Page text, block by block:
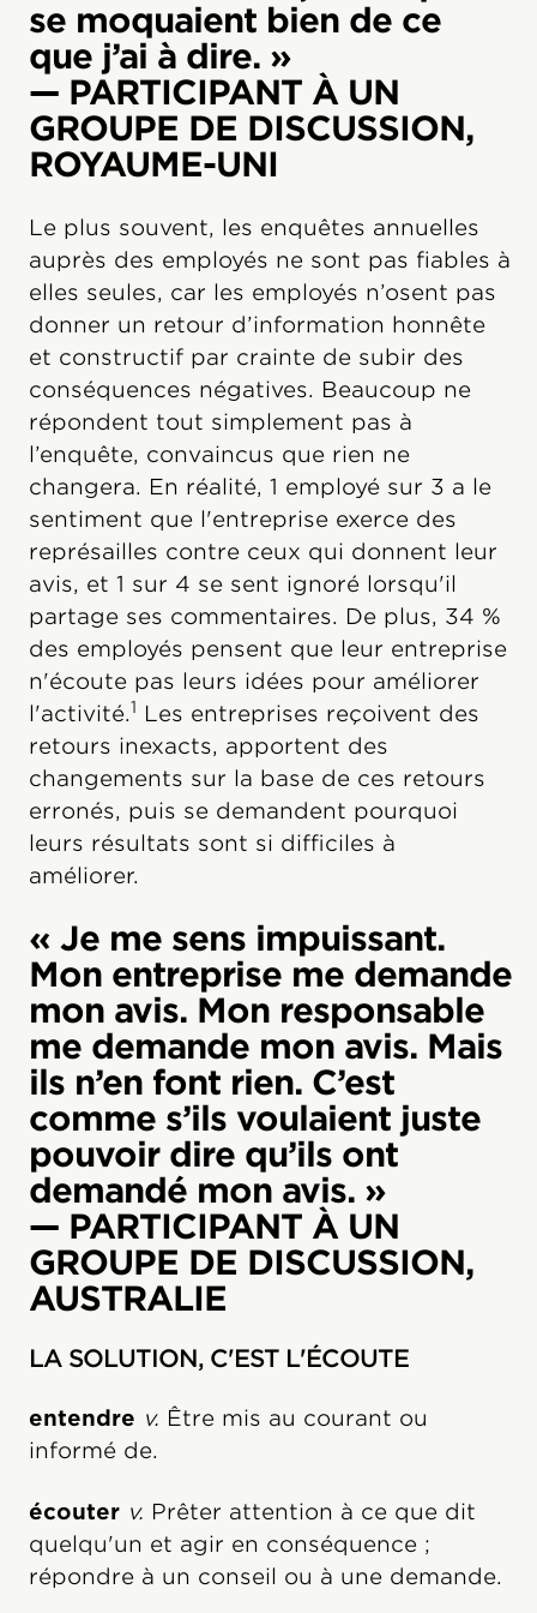
se moquaient bien de ce
que j’ai à dire. »
— PARTICIPANT À UN
GROUPE DE DISCUSSION,
ROYAUME-UNI
Le plus souvent, les enquêtes annuelles
auprès des employés ne sont pas fiables à
elles seules, car les employés n’osent pas
donner un retour d’information honnête
et constructif par crainte de subir des
conséquences négatives. Beaucoup ne
répondent tout simplement pas à
l’enquête, convaincus que rien ne
changera. En réalité, 1 employé sur 3 a le
sentiment que l'entreprise exerce des
représailles contre ceux qui donnent leur
avis, et 1 sur 4 se sent ignoré lorsqu'il
partage ses commentaires. De plus, 34 %
des employés pensent que leur entreprise
n'écoute pas leurs idées pour améliorer
l'activité.1 Les entreprises reçoivent des
retours inexacts, apportent des
changements sur la base de ces retours
erronés, puis se demandent pourquoi
leurs résultats sont si difficiles à
améliorer.
« Je me sens impuissant.
Mon entreprise me demande
mon avis. Mon responsable
me demande mon avis. Mais
ils n’en font rien. C’est
comme s’ils voulaient juste
pouvoir dire qu’ils ont
demandé mon avis. »
— PARTICIPANT À UN
GROUPE DE DISCUSSION,
AUSTRALIE
LA SOLUTION, C'EST L'ÉCOUTE
entendre v. Être mis au courant ou
informé de.
écouter v. Prêter attention à ce que dit
quelqu'un et agir en conséquence ;
répondre à un conseil ou à une demande.